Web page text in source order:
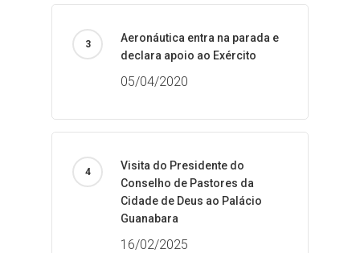
Aeronáutica entra na parada e
declara apoio ao Exército
05/04/2020
Visita do Presidente do
Conselho de Pastores da
Cidade de Deus ao Palácio
Guanabara
16/02/2025